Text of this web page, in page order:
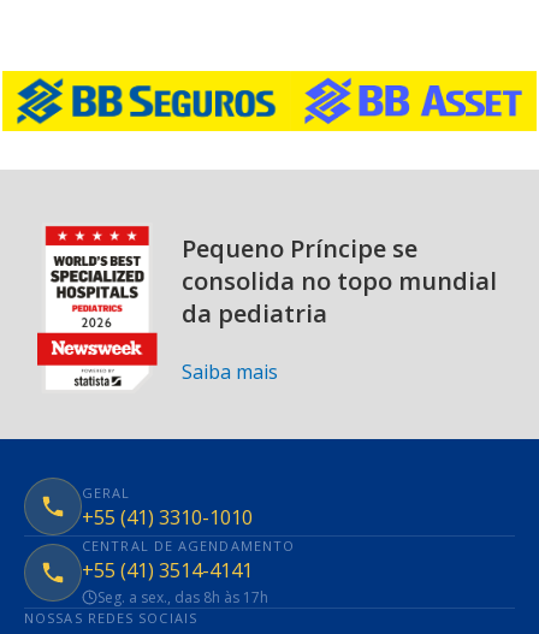
Pequeno Príncipe se
consolida no topo mundial
da pediatria
Saiba mais
GERAL
+55 (41) 3310-1010
CENTRAL DE AGENDAMENTO
+55 (41) 3514-4141
Seg. a sex., das 8h às 17h
NOSSAS REDES SOCIAIS